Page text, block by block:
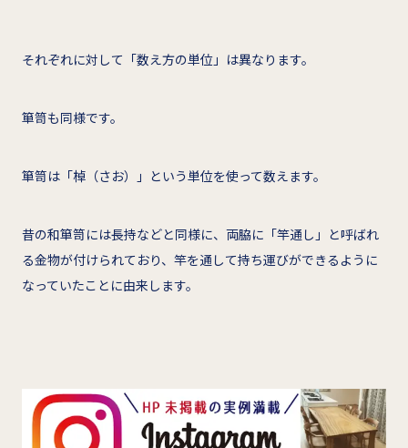
それぞれに対して「数え方の単位」は異なります。
箪笥も同様です。
箪笥は「棹（さお）」という単位を使って数えます。
昔の和箪笥には長持などと同様に、両脇に「竿通し」と呼ばれ
る金物が付けられており、竿を通して持ち運びができるように
なっていたことに由来します。